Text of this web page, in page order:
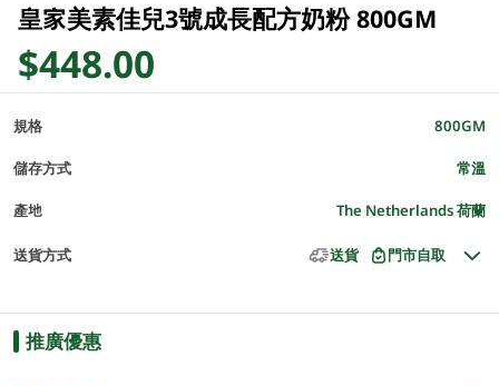
皇家美素佳兒3號成長配方奶粉 800GM
$448.00
規格 800GM
儲存方式 常溫
產地 The Netherlands 荷蘭
送貨方式 送貨 門市自取
推廣優惠